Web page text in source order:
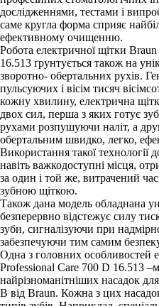
дослідженнями, тестами і
саме кругла форма сприяє
ефективному очищенню.
Робота електричної щітки
16.513 ґрунтується також на
зворотно- обертальних рухів.
пульсуючих і вісім тисяч
кожну хвилину, електрична
двох сил, перша з яких готує
рухами розпушуючи наліт, а
обертальним швидко, легко,
Використання такої технології
навіть важкодоступні місця,
за один і той же, витрачений
зубною щіткою.
Також дана модель обладнана
безперервно відстежує силу
зуби, сигналізуючи при
забезпечуючи тим самим
Одна з головних особливостей
Professional Care 700 D 16.513
найрізноманітніших насадок
B від Braun. Кожна з цих